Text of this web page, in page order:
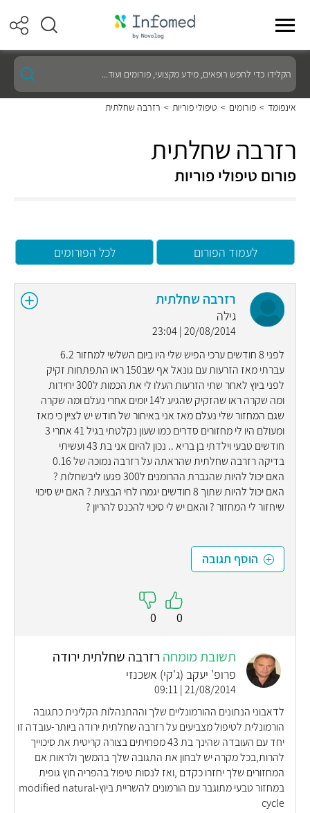
הקלידו
כדי
לחפש
רופאים,
מידע
ועוד...
אינפומד > פורומים > טיפולי פוריות > רזרבה שחלתית
רזרבה שחלתית
פורום טיפולי פוריות
לעמוד הפורום לכל הפורומים
רזרבה שחלתית
גילה
20/08/2014 | 23:04
לפני 8 חודשים ערכי הפיש שלי היו ביום השלשי למחזור 6.2
עברתי מאז הזרעות עם גונאל אף שב150 ראו התפתחות זקיק
לפני ביוץ לאחר שתי הזרעות העלו לי את הכמות ל300 יחידות
ומה שקרה ראו שהזקיק שהגיע ל14 יומים אחרי נעלם ומה שקרה
שגם המחזור שלי נעלם מאז אני באיחור של חודש יש לציין כי מאז
ומעולם היו לי מחזורים סדרים כמו שעון נקלטתי בגיל 41 אחרי 3
חודשים טבעי וילדתי בן בריא .. נכון להיום אני בת 43 ועשיתי
בדיקה רזרבה שחלתית שהראתה על רזרבה נמוכה של 0.16
האם יכול להיות שהגברת ההרומנים ל300 פגעו ליבשחלות ?
האם יכול להיות שתוך 8 חודשים יגמרו לחי הבציות ? האם יש סיכוי
שיחזור לי המחזור ? והאם יש לי סיכוי להכנס להריון ?
הוסף תגובה
0
0
תשובת מומחה רזרבה שחלתית ירודה
פרופ' יעקב (ג'קי) אשכנזי
21/08/2014 | 09:11
לדאבוני הנתונים ההורמונליים שלך וההתנהלות הקלינית כתגובה
הורמונלית לטיפול מצביעים על רזרבה שחלתית ירודה ביותר-עובדה זו
יחד עם העובדה שהינך בת 43 מפחיתים בצורה קריטית את סיכוייך
להרות,בכל מקרה יש לבחון את התגובה שלך בהמשך ולראות אם
המחזורים שלך יחזרו כקדם ,ואז לנסות טיפול בהפריה חוץ גופית
במחזור טבעי מתוגבר עם הורמונים להשריית ביוץ-modified natural
cycle